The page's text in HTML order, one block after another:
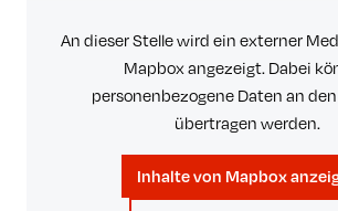
An dieser Stelle wird ein externer
Mapbox angezeigt. Dabei
personenbezogene Daten an
übertragen werden.
Inhalte von Mapbox